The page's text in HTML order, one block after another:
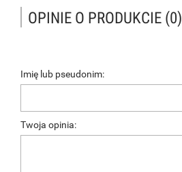
OPINIE O PRODUKCIE (0)
Imię lub pseudonim:
Twoja opinia: